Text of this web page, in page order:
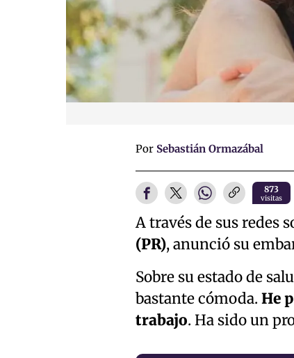
Por Sebastián Ormazábal
873
visitas
A través de sus redes
(PR), anunció su
Sobre su estado de
bastante cómoda. He
trabajo. Ha sido un